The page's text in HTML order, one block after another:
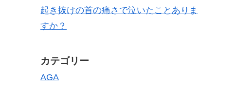
起き抜けの首の痛さで泣いたことありま
すか？
カテゴリー
AGA